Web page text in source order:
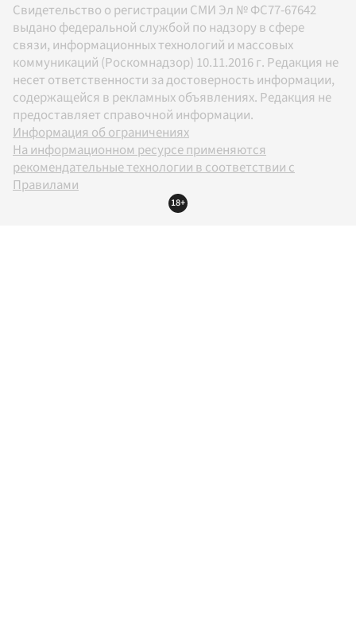
Свидетельство о регистрации СМИ Эл № ФС77-67642
выдано федеральной службой по надзору в сфере
связи, информационных технологий и массовых
коммуникаций (Роскомнадзор) 10.11.2016 г. Редакция не
несет ответственности за достоверность информации,
содержащейся в рекламных объявлениях. Редакция не
предоставляет справочной информации.
Информация об ограничениях
На информационном ресурсе применяются
рекомендательные технологии в соответствии с
Правилами
18+